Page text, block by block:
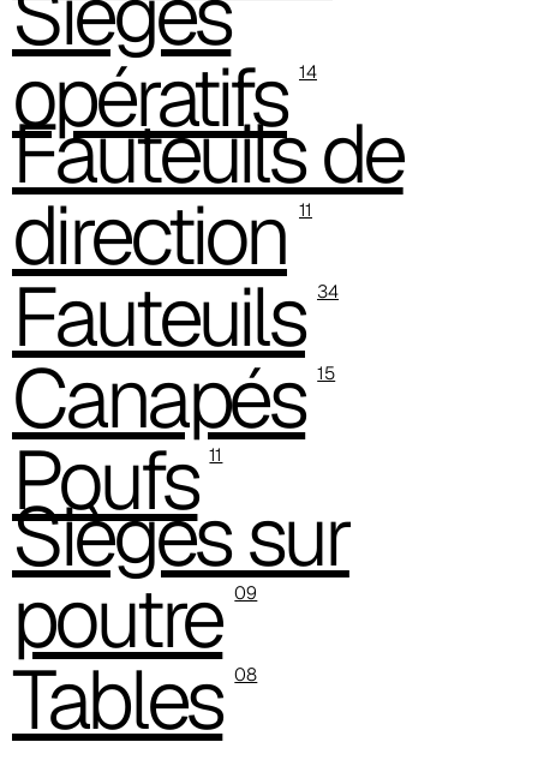
C 385
C 38P
C 38H
C 388
Xtreme (Cat. C - Tissu)
C 335
C 333
C 338
C 325
C 349
C 324
Poseidon (Cat. D - Tissu)
D 40P
opératifs 14
Fauteuils de
direction 11
Fauteuils 34
Canapés 15
Poufs 11
Sièges sur
poutre 09
Tables 08